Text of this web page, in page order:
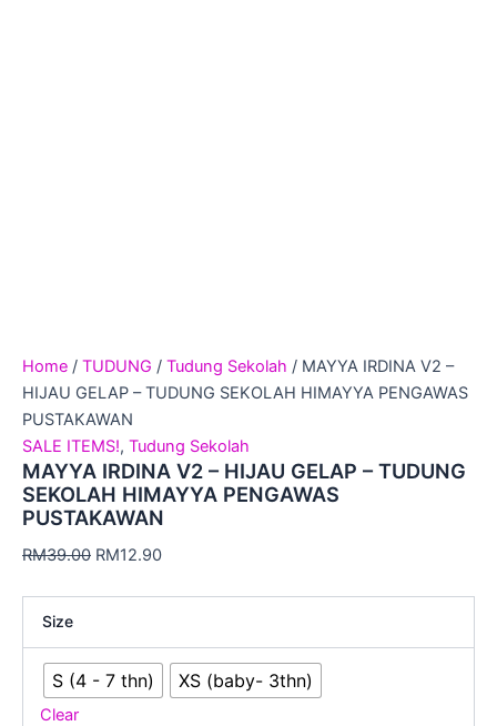
Home / TUDUNG / Tudung Sekolah / MAYYA IRDINA V2 –
HIJAU GELAP – TUDUNG SEKOLAH HIMAYYA PENGAWAS
PUSTAKAWAN
SALE ITEMS!, Tudung Sekolah
MAYYA IRDINA V2 – HIJAU GELAP – TUDUNG
SEKOLAH HIMAYYA PENGAWAS
PUSTAKAWAN
RM39.00 RM12.90
Size
S (4 - 7 thn) XS (baby- 3thn)
Clear